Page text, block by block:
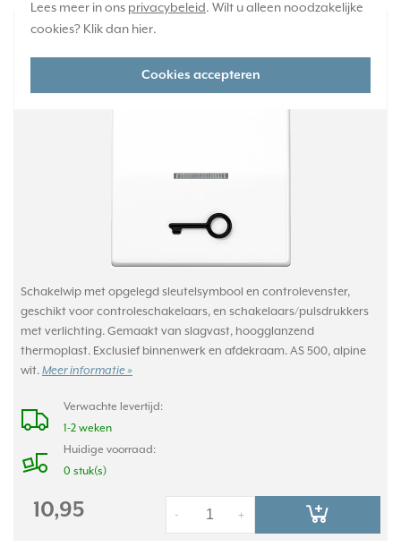
Lees meer in ons privacybeleid. Wilt u alleen noodzakelijke
cookies? Klik dan hier.
Cookies accepteren
JUNG schakelwip met opgelegd
sleutelsymbool en controlevenster AS500
alpine wit (AS 591 T1KO5 WW)
Schakelwip met opgelegd sleutelsymbool en controlevenster,
geschikt voor controleschakelaars, en schakelaars/pulsdrukkers
met verlichting. Gemaakt van slagvast, hoogglanzend
thermoplast. Exclusief binnenwerk en afdekraam. AS 500, alpine
wit. Meer informatie »
Verwachte levertijd:
1-2 weken
Huidige voorraad:
0 stuk(s)
10,95 +
-